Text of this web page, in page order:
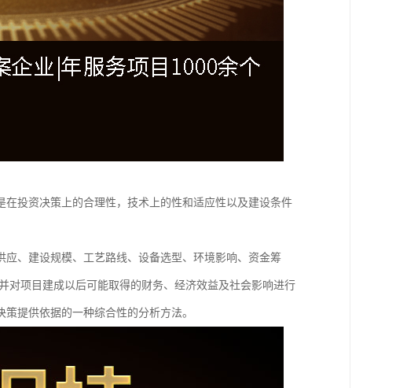
投资决策上的合理性，技术上的性和适应性以及建设条件
、建设规模、工艺路线、设备选型、环境影响、资金筹
对项目建成以后可能取得的财务、经济效益及社会影响进行
提供依据的一种综合性的分析方法。